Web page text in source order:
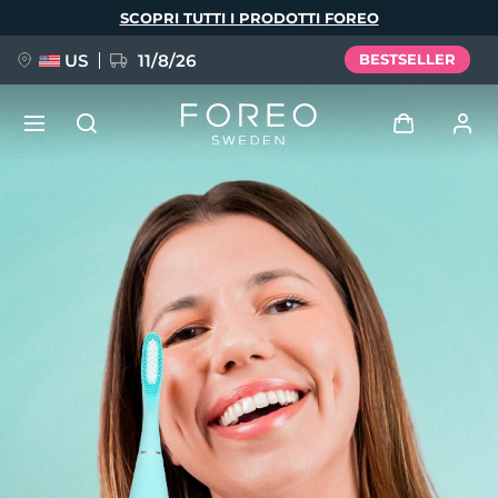
SCOPRI TUTTI I PRODOTTI FOREO
US 11/8/26 BESTSELLER
Profilo utente
I miei dispositivi
I miei ordini
I miei indirizzi
I miei abbonamenti
FAQ™ Pure Beauty-Tech Elixir
BREAKING NEWS
issa™ Teeth Whitening Set
Deutsch
Español
Français
Italiano
Português
Svenska
Русский
简体中文 繁體中文